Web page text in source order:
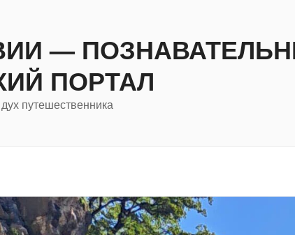
—
ПОРТАЛ
путешественника